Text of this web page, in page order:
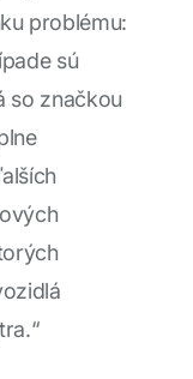
problému:
sú
so značkou